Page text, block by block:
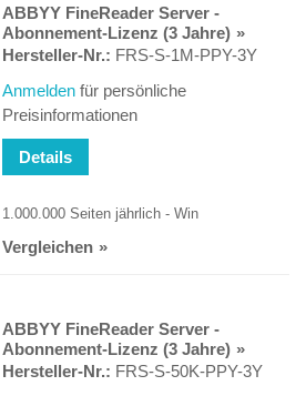
ABBYY FineReader Server -
Abonnement-Lizenz (3 Jahre)
Hersteller-Nr.: FRS-S-1M-PPY-3Y
Anmelden für persönliche
Preisinformationen
Details
1.000.000 Seiten jährlich - Win
Vergleichen
ABBYY FineReader Server -
Abonnement-Lizenz (3 Jahre)
Hersteller-Nr.: FRS-S-50K-PPY-3Y